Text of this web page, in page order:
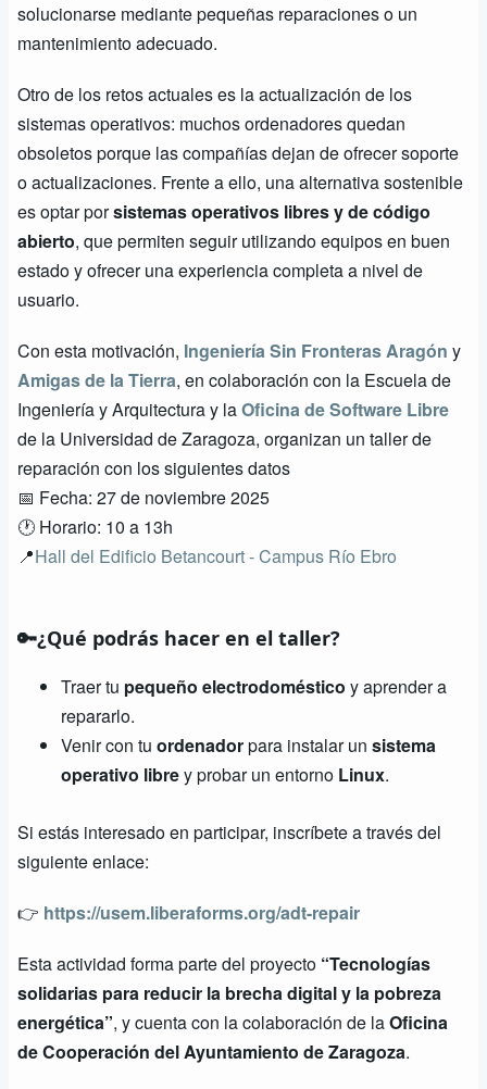
solucionarse mediante pequeñas reparaciones o un
mantenimiento adecuado.
Otro de los retos actuales es la actualización de los
sistemas operativos: muchos ordenadores quedan
obsoletos porque las compañías dejan de ofrecer soporte
o actualizaciones. Frente a ello, una alternativa sostenible
es optar porsistemas operativos libres y de código
abierto, que permiten seguir utilizando equipos en buen
estado y ofrecer una experiencia completa a nivel de
usuario.
Con esta motivación, Ingeniería Sin Fronteras Aragón y
Amigas de la Tierra, en colaboración con la Escuela de
Ingeniería y Arquitectura y laOficina de Software Libre
de la Universidad de Zaragoza, organizan un taller de
reparación con los siguientes datos
📅 Fecha: 27 de noviembre 2025
🕐 Horario: 10 a 13h
📍Hall del Edificio Betancourt - Campus Río Ebro
🔑¿Qué podrás hacer en el taller?
Traer tu pequeño electrodoméstico y aprender a
repararlo.
Venir con tu ordenadorpara instalar un sistema
operativo librey probar un entorno Linux.
Si estás interesado en participar, inscríbete a través del
siguiente enlace:
👉 https://usem.liberaforms.org/adt-repair
Esta actividad forma parte del proyecto “Tecnologías
solidarias para reducir la brecha digital y la pobreza
energética”, y cuenta con la colaboración de laOficina
de Cooperación del Ayuntamiento de Zaragoza.